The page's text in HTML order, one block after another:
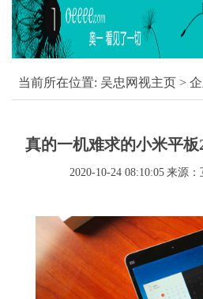
当前所在位置: 吴忠网视主页 >
真的一机难求的小米平
2020-10-24 08:10:05 来源：